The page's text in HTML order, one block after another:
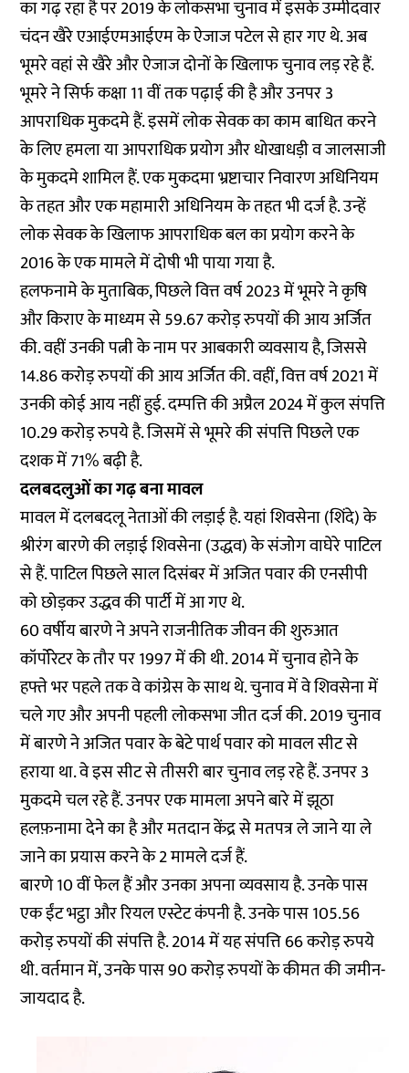
का गढ़ रहा है पर 2019 के लोकसभा चुनाव में इसके उम्मीदवार
चंदन खैरे एआईएमआईएम के ऐजाज पटेल से हार गए थे. अब
भूमरे वहां से खैरे और ऐजाज दोनों के खिलाफ चुनाव लड़ रहे हैं.
भूमरे ने सिर्फ कक्षा 11 वीं तक पढ़ाई की है और उनपर 3
आपराधिक मुकदमे हैं. इसमें लोक सेवक का काम बाधित करने
के लिए हमला या आपराधिक प्रयोग और धोखाधड़ी व जालसाजी
के मुकदमे शामिल हैं. एक मुकदमा भ्रष्टाचार निवारण अधिनियम
के तहत और एक महामारी अधिनियम के तहत भी दर्ज है. उन्हें
लोक सेवक के खिलाफ आपराधिक बल का प्रयोग करने के
2016 के एक मामले में दोषी भी पाया गया है.
हलफनामे के मुताबिक, पिछले वित्त वर्ष 2023 में भूमरे ने कृषि
और किराए के माध्यम से 59.67 करोड़ रुपयों की आय अर्जित
की. वहीं उनकी पत्नी के नाम पर आबकारी व्यवसाय है, जिससे
14.86 करोड़ रुपयों की आय अर्जित की. वहीं, वित्त वर्ष 2021 में
उनकी कोई आय नहीं हुई. दम्पत्ति की अप्रैल 2024 में कुल संपत्ति
10.29 करोड़ रुपये है. जिसमें से भूमरे की संपत्ति पिछले एक
दशक में 71% बढ़ी है.
दलबदलुओं का गढ़ बना मावल
मावल में दलबदलू नेताओं की लड़ाई है. यहां शिवसेना (शिंदे) के
श्रीरंग बारणे की लड़ाई शिवसेना (उद्धव) के संजोग वाघेरे पाटिल
से हैं. पाटिल पिछले साल दिसंबर में अजित पवार की एनसीपी
को छोड़कर उद्धव की पार्टी में आ गए थे.
60 वर्षीय बारणे ने अपने राजनीतिक जीवन की शुरुआत
कॉर्पोरेटर के तौर पर 1997 में की थी. 2014 में चुनाव होने के
हफ्ते भर पहले तक वे कांग्रेस के साथ थे. चुनाव में वे शिवसेना में
चले गए और अपनी पहली लोकसभा जीत दर्ज की. 2019 चुनाव
में बारणे ने अजित पवार के बेटे पार्थ पवार को मावल सीट से
हराया था. वे इस सीट से तीसरी बार चुनाव लड़ रहे हैं. उनपर 3
मुकदमे चल रहे हैं. उनपर एक मामला अपने बारे में झूठा
हलफ़नामा देने का है और मतदान केंद्र से मतपत्र ले जाने या ले
जाने का प्रयास करने के 2 मामले दर्ज हैं.
बारणे 10 वीं फेल हैं और उनका अपना व्यवसाय है. उनके पास
एक ईंट भट्ठा और रियल एस्टेट कंपनी है. उनके पास 105.56
करोड़ रुपयों की संपत्ति है. 2014 में यह संपत्ति 66 करोड़ रुपये
थी. वर्तमान में, उनके पास 90 करोड़ रुपयों के कीमत की जमीन-
जायदाद है.